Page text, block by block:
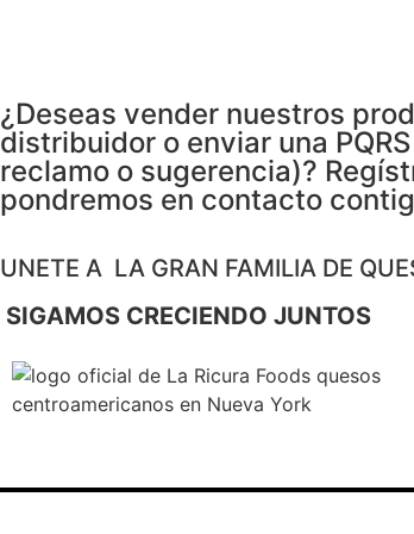
¿Deseas vender nuestros
distribuidor o enviar una
reclamo o sugerencia)?
pondremos en contacto
UNETE A LA GRAN FAMILIA DE
SIGAMOS CRECIENDO JUNTOS